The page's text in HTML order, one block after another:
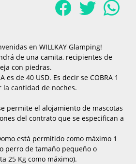
en WILLKAY Glamping!
de una camita, recipientes de
con piedras.
es de 40 USD. Es decir se COBRA 1
la cantidad de noches.
permite el alojamiento de mascotas
del contrato que se especifican a
está permitido como máximo 1
perro de tamaño pequeño o
25 Kg como máximo).